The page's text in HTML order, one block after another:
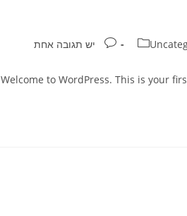
תגובות:יש תגובה אחת
Welcome to WordPress. This is your